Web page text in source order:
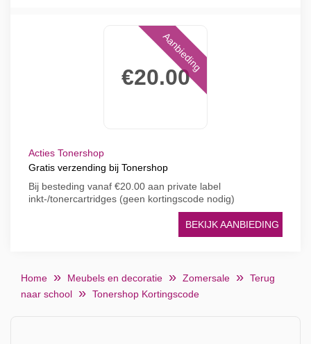
€20.00
Aanbieding
Acties Tonershop
Gratis verzending bij Tonershop
Bij besteding vanaf €20.00 aan private label
inkt-/tonercartridges (geen kortingscode nodig)
BEKIJK AANBIEDING
Home Meubels en decoratie Zomersale
Terug
naar school
Tonershop Kortingscode